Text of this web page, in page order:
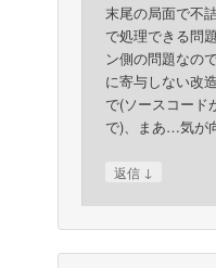
末尾の局面で不
で処理できる問
ン側の問題なの
に寄与しない改
で(ソースコード
で)、まあ…気が
返信 ↓